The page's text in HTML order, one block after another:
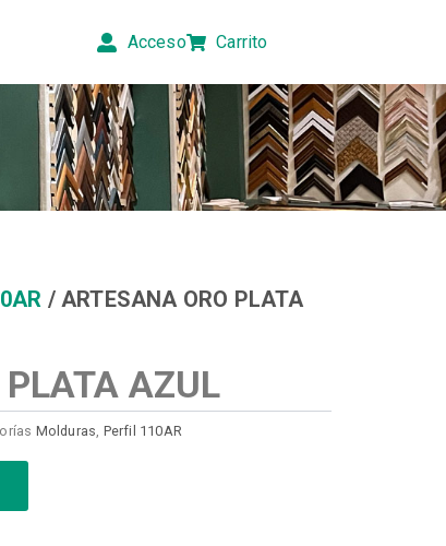
Acceso Carrito
/ ARTESANA ORO PLATA
AZUL
Molduras, Perfil 110AR